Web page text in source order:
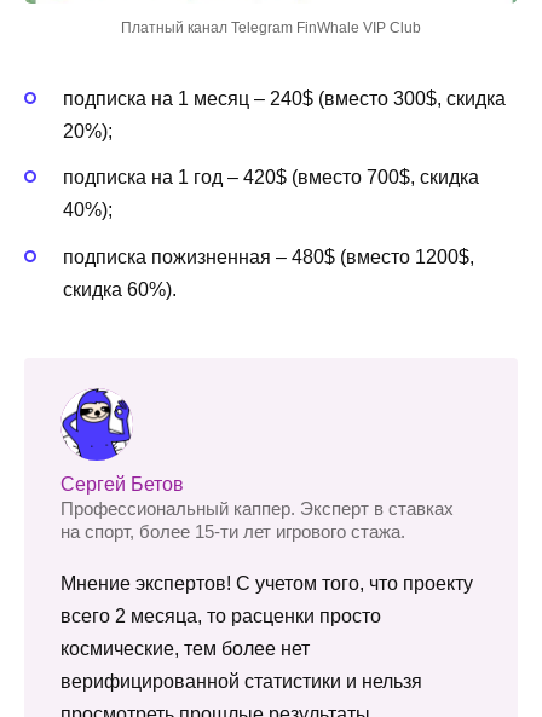
Платный канал Telegram FinWhale VIP Club
подписка на 1 месяц – 240$ (вместо 300$, скидка
20%);
подписка на 1 год – 420$ (вместо 700$, скидка
40%);
подписка пожизненная – 480$ (вместо 1200$,
скидка 60%).
Сергей Бетов
Профессиональный каппер. Эксперт в ставках
на спорт, более 15-ти лет игрового стажа.
Мнение экспертов! С учетом того, что проекту
всего 2 месяца, то расценки просто
космические, тем более нет
верифицированной статистики и нельзя